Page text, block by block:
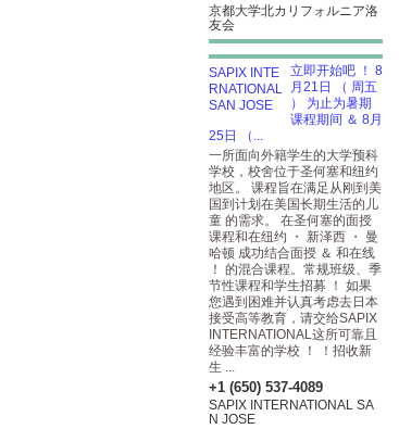
京都大学北カリフォルニア洛
友会
立即开始吧 ！ 8
月21日 （ 周五
） 为止为暑期
课程期间 ＆ 8月
25日 （...
一所面向外籍学生的大学预科
学校，校舍位于圣何塞和纽约
地区。 课程旨在满足从刚到美
国到计划在美国长期生活的儿
童 的需求。 在圣何塞的面授
课程和在纽约 ・ 新泽西 ・ 曼
哈顿 成功结合面授 ＆ 和在线
！ 的混合课程。常规班级、季
节性课程和学生招募 ！ 如果
您遇到困难并认真考虑去日本
接受高等教育，请交给SAPIX
INTERNATIONAL这所可靠且
经验丰富的学校 ！ ！招收新
生 ...
+1 (650) 537-4089
SAPIX INTERNATIONAL SA
N JOSE